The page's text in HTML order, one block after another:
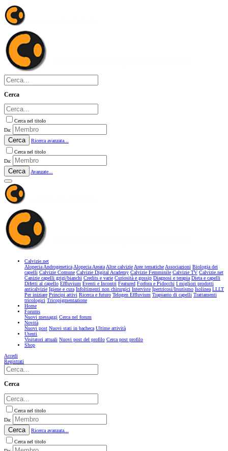
Cerca
Cerca nel titolo
Da:
Cerca
Ricerca avanzata...
Cerca nel titolo
Da:
Cerca Avanzate...
Calvizie.net
Alopecia AndrogeneticaAlopecia AreataAltre calvizieAree tematicheAssociazioni Biologia dei
capelli Calvizie Comune Calvizie Digital Academy Calvizie Femminile Calvizie TV Calvizie.net
Canizie capelli grigi/bianchi Credits e varie Curiosità e gossip Diagnosi e terapia Dieta e capelli
Difetti al capello Effluvium Eventi e Incontri Featured Forfora e Pidocchi I migliori prodotti
anticalvizie Igiene e cura Infoltimenti non chirurgici Interviste Ipertricosi/Irsutismo Isolinea LLLT
Per iniziare Principi attivi Ricerca e futuro Telogen Effluvium Trapianto di capelli Trattamenti
tricologici Tricopigmentazione
Home
Forums
Nuovi messaggi Cerca nel forum
Novità
Nuovi post Nuovi stati in bacheca Ultime attività
Utenti
Visitatori attuali Nuovi post del profilo Cerca post profilo
Shop
Accedi
Registrati
Cerca
Cerca nel titolo
Da:
Cerca
Ricerca avanzata...
Cerca nel titolo